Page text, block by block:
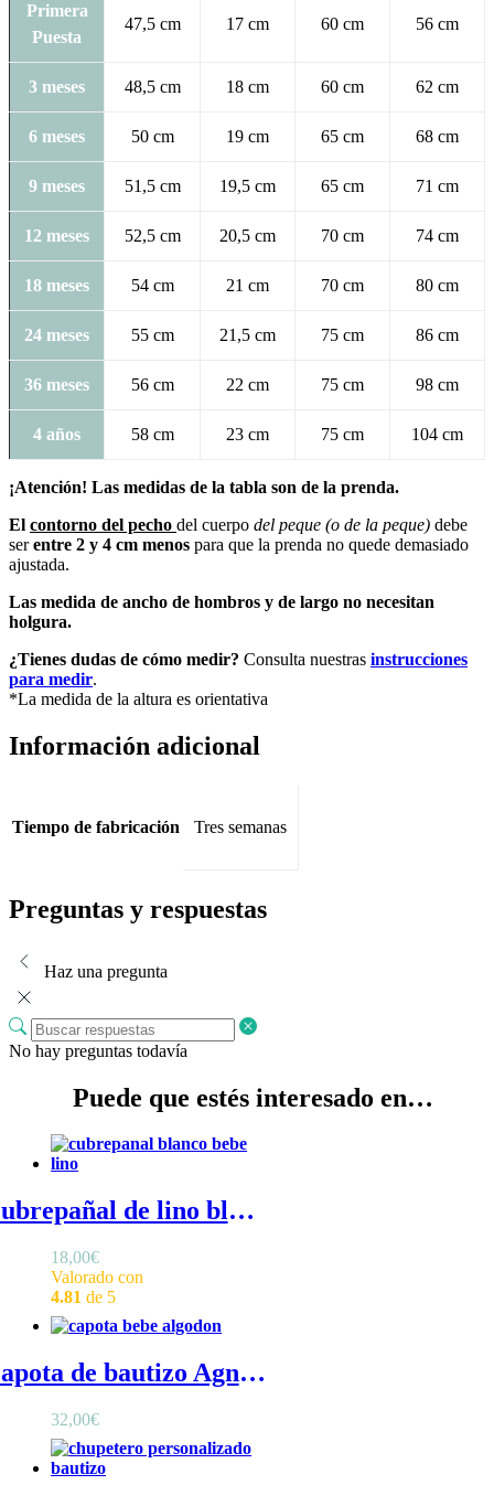
Primera
Puesta
47,5 cm 17 cm 60 cm 56 cm
3 meses 48,5 cm 18 cm 60 cm 62 cm
6 meses 50 cm 19 cm 65 cm 68 cm
9 meses 51,5 cm 19,5 cm 65 cm 71 cm
12 meses 52,5 cm 20,5 cm 70 cm 74 cm
18 meses 54 cm 21 cm 70 cm 80 cm
24 meses 55 cm 21,5 cm 75 cm 86 cm
36 meses 56 cm 22 cm 75 cm 98 cm
4 años 58 cm 23 cm 75 cm 104 cm
¡Atención! Las medidas de la tabla son de la prenda.
El contorno del pecho del cuerpo del peque (o de la peque) debe
serentre 2 y 4 cm menos para que la prenda no quede demasiado
ajustada.
Las medida de ancho de hombros y de largo no necesitan
holgura.
¿Tienes dudas de cómo medir? Consulta nuestras instrucciones
para medir.
*La medida de la altura es orientativa
Información adicional
Tiempo de fabricación Tres semanas
Preguntas y respuestas
Haz una pregunta
No hay preguntas todavía
Puede que estés interesado en…
Cubrepañal de lino blanco - Cubrepañal blanco sencillo de lino con volantitos en las perneras
18,00€
Valorado con
4.81 de 5
Capota de bautizo Agnes - Capota de bautizo de satín con puntilla alrededor de la cara
32,00€